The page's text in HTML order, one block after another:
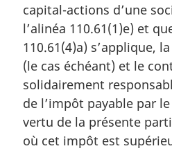
g
i
n
a
l
e
:
capital-actions d’une
l’alinéa 110.61(1)e) et
110.61(4)a) s’applique,
(le cas échéant) et le
solidairement
de l’impôt payable par
vertu de la présente
où cet impôt est